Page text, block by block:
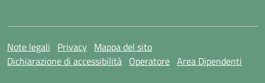
Note legali Privacy Mappa del sito
Dichiarazione di accessibilità Operatore Area Dipendenti